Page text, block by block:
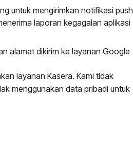
untuk mengirimkan notifikasi push
laporan kegagalan aplikasi
alamat dikirim ke layanan Google
layanan Kasera. Kami tidak
menggunakan data pribadi untuk